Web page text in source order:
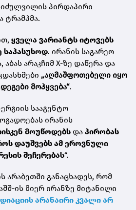
პირდაპირი
ტრამპმა.
ყველა ვარიანტს იტოვებს
საპასუხოდ. ირანის საგარეო
აბას არაკჩიმ X-ზე დაწერა და
„აღმაშფოთებელი იყო
მოჰყვება“.
სააგენტო
ირანის
მოუწოდებს და პირობას
დაუშვებს ამ ეროვნული
შეჩერებას“.
არაბეთში განაცხადეს, რომ
ის მიერ ირანზე მიტანილი
არანაირი კვალი არ